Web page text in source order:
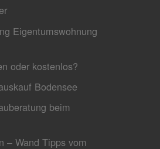
Eigentumswohnung
oder kostenlos?
Bodensee
beim
– Wand Tipps vom